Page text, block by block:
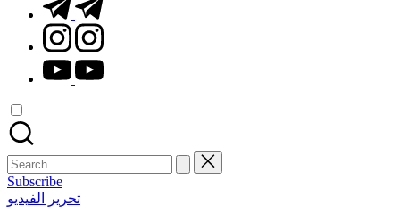
instagram.com
youtube.com
Search
for:
Subscribe
Posted
تحرير الفيديو